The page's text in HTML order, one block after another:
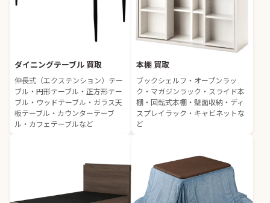
ダイニングテーブル 買取
伸長式（エクステンション）テー
ブル・円形テーブル・正方形テー
ブル・ウッドテーブル・ガラス天
板テーブル・カウンターテーブ
ル・カフェテーブルなど
本棚 買取
ブックシェルフ・オープンラッ
ク・マガジンラック・スライド本
棚・回転式本棚・壁面収納・ディ
スプレイラック・キャビネットな
ど